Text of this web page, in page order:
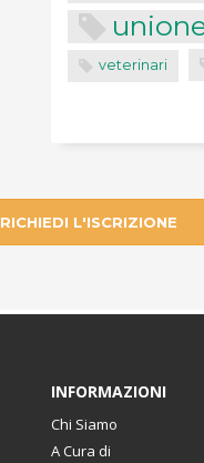
veterinari
RICHIEDI L'ISCRIZIONE
INFORMAZIONI
Chi Siamo
A Cura di